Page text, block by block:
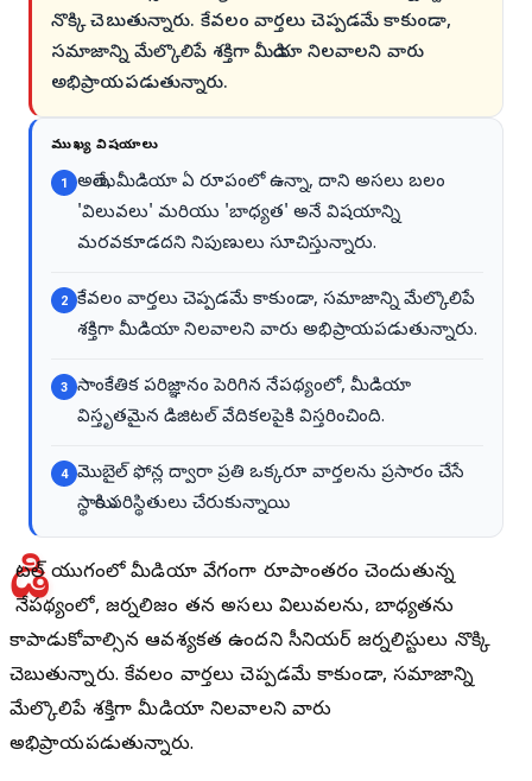
నొక్కి చెబుతున్నారు. కేవలం వార్తలు చెప్పడమే కాకుండా,
సమాజాన్ని మేల్కొలిపే శక్తిగా మీడియా నిలవాలని వారు
అభిప్రాయపడుతున్నారు.
ముఖ్య విషయాలు
1
అయితే, మీడియా ఏ రూపంలో ఉన్నా, దాని అసలు బలం
'విలువలు' మరియు 'బాధ్యత' అనే విషయాన్ని
మరవకూడదని నిపుణులు సూచిస్తున్నారు.
2
కేవలం వార్తలు చెప్పడమే కాకుండా, సమాజాన్ని మేల్కొలిపే
శక్తిగా మీడియా నిలవాలని వారు అభిప్రాయపడుతున్నారు.
3
సాంకేతిక పరిజ్ఞానం పెరిగిన నేపథ్యంలో, మీడియా
విస్తృతమైన డిజిటల్ వేదికలపైకి విస్తరించింది.
4
మొబైల్ ఫోన్ల ద్వారా ప్రతి ఒక్కరూ వార్తలను ప్రసారం చేసే
స్థాయికి పరిస్థితులు చేరుకున్నాయి.
జిటల్ యుగంలో మీడియా వేగంగా రూపాంతరం చెందుతున్న
నేపథ్యంలో, జర్నలిజం తన అసలు విలువలను, బాధ్యతను
కాపాడుకోవాల్సిన ఆవశ్యకత ఉందని సీనియర్ జర్నలిస్టులు నొక్కి
చెబుతున్నారు. కేవలం వార్తలు చెప్పడమే కాకుండా, సమాజాన్ని
మేల్కొలిపే శక్తిగా మీడియా నిలవాలని వారు
అభిప్రాయపడుతున్నారు.